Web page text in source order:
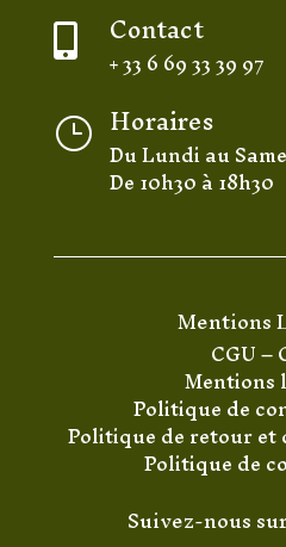
 Contact
+ 33 6 69 33 39 97
} Horaires
Du Lundi au
De 10h30 à 18h30
Mentions
CGU–
Mentions
Politique de
Politique de retour et
Politique de
Suivez-nous